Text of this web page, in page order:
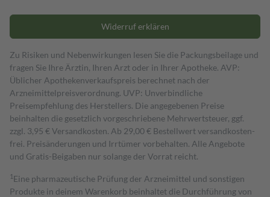
Widerruf erklären
Zu Risiken und Nebenwirkungen lesen Sie die Packungsbeilage und
fragen Sie Ihre Ärztin, Ihren Arzt oder in Ihrer Apotheke. AVP:
Üblicher Apothekenverkaufspreis berechnet nach der
Arzneimittelpreisverordnung. UVP: Unverbindliche
Preisempfehlung des Herstellers. Die angegebenen Preise
beinhalten die gesetzlich vorgeschriebene Mehrwertsteuer, ggf.
zzgl. 3,95 € Versandkosten. Ab 29,00 € Bestell­wert versand­kosten­
frei. Preisänderungen und Irrtümer vorbehalten. Alle Angebote
und Gratis-Beigaben nur solange der Vorrat reicht.
1 Eine pharmazeutische Prüfung der Arzneimittel und sonstigen
Produkte in deinem Warenkorb beinhaltet die Durchführung von